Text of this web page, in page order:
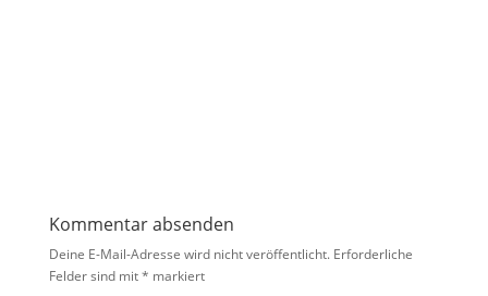
Kommentar absenden
Deine E-Mail-Adresse wird nicht veröffentlicht. Erforderliche
Felder sind mit* markiert